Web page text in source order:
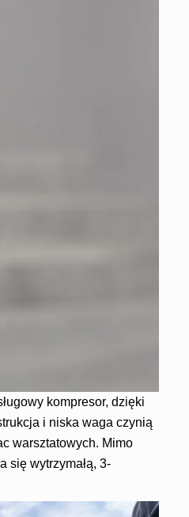
kompresor, dzięki
i niska waga czynią
warsztatowych. Mimo
się wytrzymałą, 3-